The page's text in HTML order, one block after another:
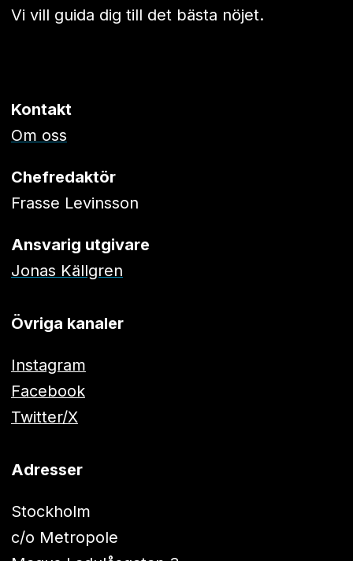
Vi vill guida dig till det bästa nöjet.
Kontakt
Om oss
Chefredaktör
Frasse Levinsson
Ansvarig utgivare
Jonas Källgren
Övriga kanaler
Instagram
Facebook
Twitter/X
Adresser
Stockholm
c/o Metropole